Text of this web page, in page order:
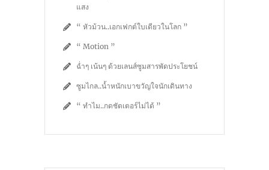
แสง
“ หัวม้วน..เอกเฟกต์ใบเดียวในโลก ”
“ Motion ”
ฉ่ำๆ เน้นๆ ด้วยเลนส์ซูมสารพัดประโยชน์
ซูมไกล..น้ำหนักเบาขวัญใจนักเดินทาง
“ ทำไม..กดชัตเตอร์ไม่ได้ ”